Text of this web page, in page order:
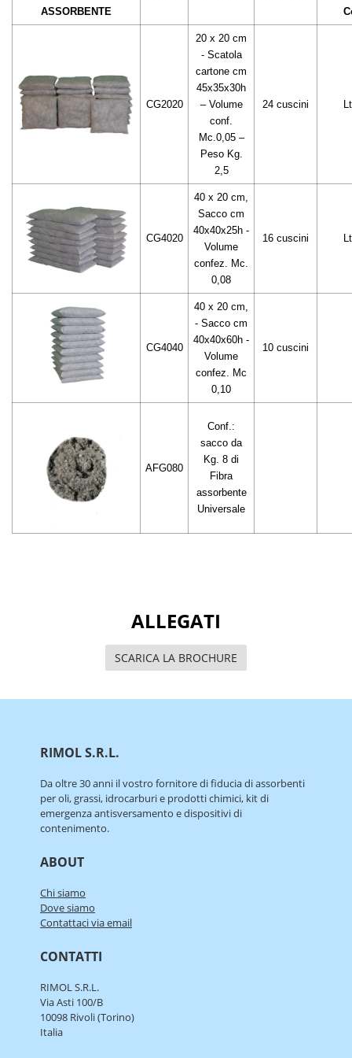
ASSORBENTE
CG2020
20 x 20 cm
- Scatola
cartone cm
45x35x30h
– Volume
conf.
Mc.0,05 –
Peso Kg.
2,5
24 cuscini
CG4020
40 x 20 cm,
Sacco cm
40x40x25h -
Volume
confez. Mc.
0,08
16 cuscini
CG4040
40 x 20 cm,
- Sacco cm
40x40x60h -
Volume
confez. Mc
0,10
10 cuscini
AFG080
Conf.:
sacco da
Kg. 8 di
Fibra
assorbente
Universale
ALLEGATI
SCARICA LA BROCHURE
RIMOL S.R.L.
Da oltre 30 anni il vostro fornitore di fiducia di assorbenti
per oli, grassi, idrocarburi e prodotti chimici, kit di
emergenza antisversamento e dispositivi di
contenimento.
ABOUT
Chi siamo
Dove siamo
Contattaci via email
CONTATTI
RIMOL S.R.L.
Via Asti 100/B
10098 Rivoli (Torino)
Italia